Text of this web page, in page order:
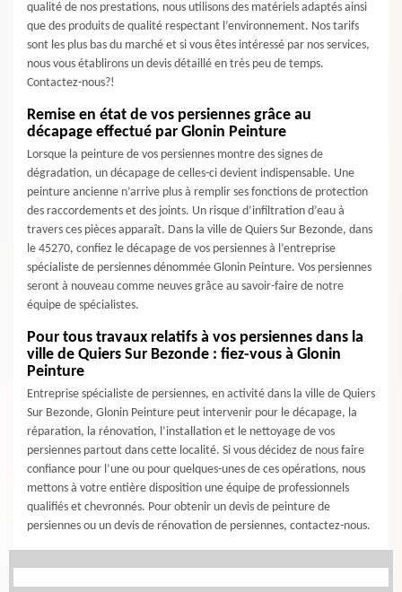
qualité de nos prestations, nous utilisons des matériels adaptés ainsi
que des produits de qualité respectant l’environnement. Nos tarifs
sont les plus bas du marché et si vous êtes intéressé par nos services,
nous vous établirons un devis détaillé en très peu de temps.
Contactez-nous?!
Remise en état de vos persiennes grâce au
décapage effectué par Glonin Peinture
Lorsque la peinture de vos persiennes montre des signes de
dégradation, un décapage de celles-ci devient indispensable. Une
peinture ancienne n’arrive plus à remplir ses fonctions de protection
des raccordements et des joints. Un risque d’infiltration d’eau à
travers ces pièces apparaît. Dans la ville de Quiers Sur Bezonde, dans
le 45270, confiez le décapage de vos persiennes à l’entreprise
spécialiste de persiennes dénommée Glonin Peinture. Vos persiennes
seront à nouveau comme neuves grâce au savoir-faire de notre
équipe de spécialistes.
Pour tous travaux relatifs à vos persiennes dans la
ville de Quiers Sur Bezonde : fiez-vous à Glonin
Peinture
Entreprise spécialiste de persiennes, en activité dans la ville de Quiers
Sur Bezonde, Glonin Peinture peut intervenir pour le décapage, la
réparation, la rénovation, l’installation et le nettoyage de vos
persiennes partout dans cette localité. Si vous décidez de nous faire
confiance pour l’une ou pour quelques-unes de ces opérations, nous
mettons à votre entière disposition une équipe de professionnels
qualifiés et chevronnés. Pour obtenir un devis de peinture de
persiennes ou un devis de rénovation de persiennes, contactez-nous.